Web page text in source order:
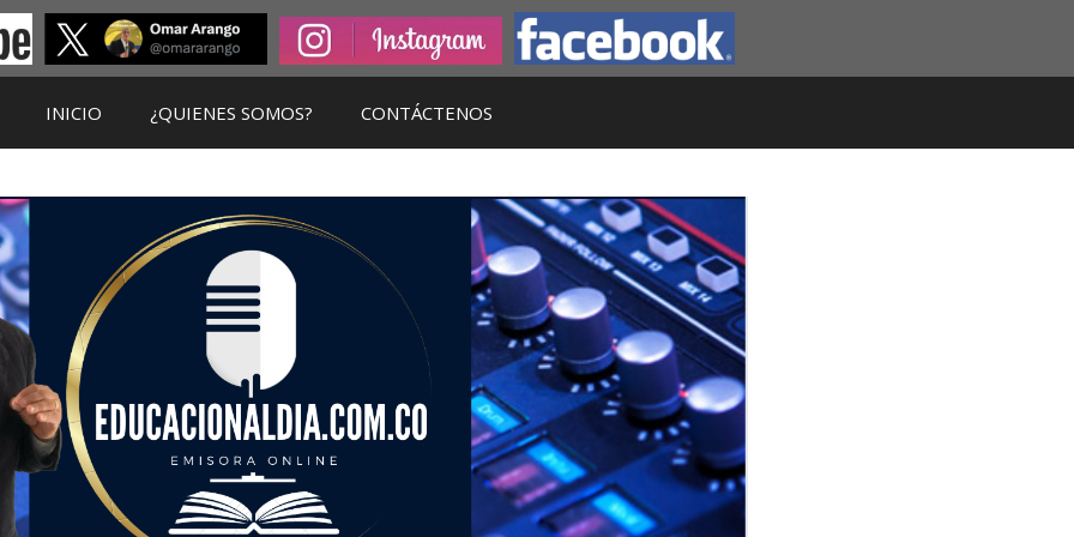
INICIO ¿QUIENES SOMOS? CONTÁCTENOS